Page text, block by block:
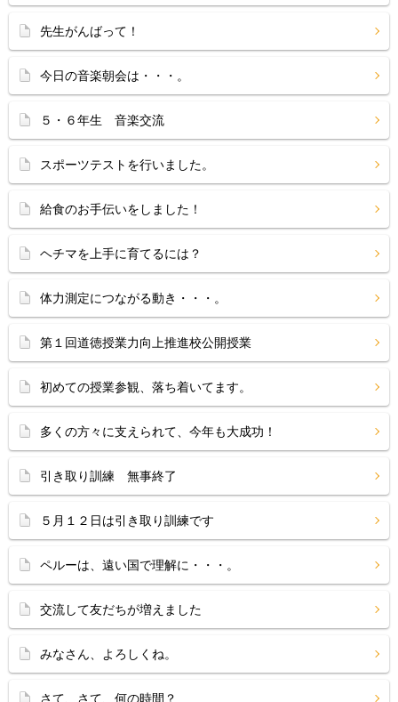
先生がんばって！
今日の音楽朝会は・・・。
５・６年生 音楽交流
スポーツテストを行いました。
給食のお手伝いをしました！
ヘチマを上手に育てるには？
体力測定につながる動き・・・。
第１回道徳授業力向上推進校公開授業
初めての授業参観、落ち着いてます。
多くの方々に支えられて、今年も大成功！
引き取り訓練 無事終了
５月１２日は引き取り訓練です
ペルーは、遠い国で理解に・・・。
交流して友だちが増えました
みなさん、よろしくね。
さて、さて、何の時間？